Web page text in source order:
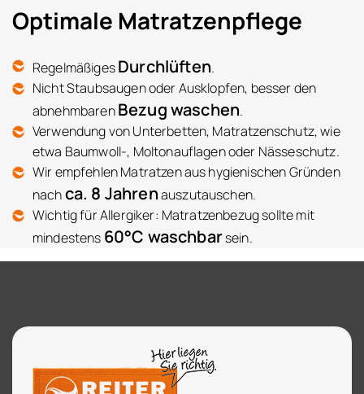
Optimale Matratzenpflege
RegelmäßigesDurchlüften.
Nicht Staubsaugen oder Ausklopfen, besser den
abnehmbarenBezug waschen.
Verwendung von Unterbetten, Matratzenschutz, wie
etwa Baumwoll-, Moltonauflagen oder Nässeschutz.
Wir empfehlen Matratzen aus hygienischen Gründen
nachca. 8 Jahrenauszutauschen.
Wichtig für Allergiker: Matratzenbezug sollte mit
mindestens 60°C waschbarsein.